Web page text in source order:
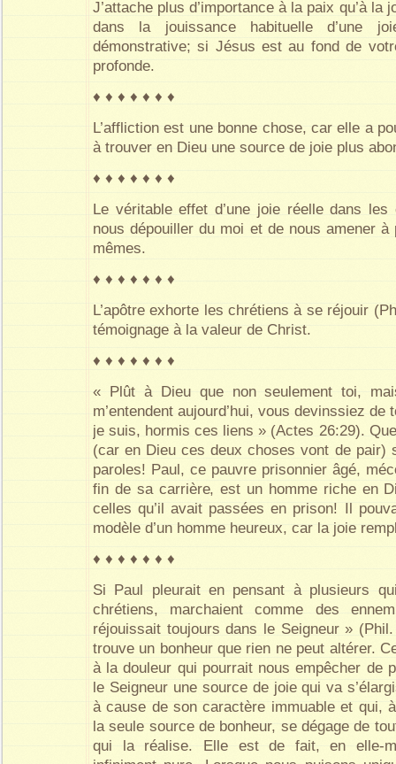
J’attache plus d’importance à la paix qu’à la
dans la jouissance habituelle d’une
démonstrative; si Jésus est au fond de
profonde.
♦ ♦ ♦ ♦ ♦ ♦ ♦
L’affliction est une bonne chose, car elle a
à trouver en Dieu une source de joie plus
♦ ♦ ♦ ♦ ♦ ♦ ♦
Le véritable effet d’une joie réelle dans
nous dépouiller du moi et de nous amener
mêmes.
♦ ♦ ♦ ♦ ♦ ♦ ♦
L’apôtre exhorte les chrétiens à se réjouir
témoignage à la valeur de Christ.
♦ ♦ ♦ ♦ ♦ ♦ ♦
« Plût à Dieu que non seulement toi,
m’entendent aujourd’hui, vous devinssiez
je suis, hormis ces liens » (Actes 26:29).
(car en Dieu ces deux choses vont de pair)
paroles! Paul, ce pauvre prisonnier âgé,
fin de sa carrière, est un homme riche en
celles qu’il avait passées en prison! Il
modèle d’un homme heureux, car la joie
♦ ♦ ♦ ♦ ♦ ♦ ♦
Si Paul pleurait en pensant à plusieurs
chrétiens, marchaient comme des
réjouissait toujours dans le Seigneur »
trouve un bonheur que rien ne peut altérer.
à la douleur qui pourrait nous empêcher de
le Seigneur une source de joie qui va
à cause de son caractère immuable et qui,
la seule source de bonheur, se dégage de
qui la réalise. Elle est de fait, en elle-